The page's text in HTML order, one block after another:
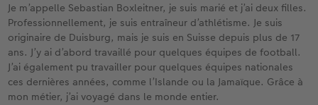
Premières étapes
Possibilités de commande
Exemples
Tirages immédiats
Photo d’identité
Accessoires
Photo sur alu-dibond
Photo sur bois
Tableau photo Prestige
Carte à l’unité
Tirages créatifs
Boîte cadeau photo
Idées de cadeaux
Coques avec cordon
Avec design
Calendrier de bureau carré
Accessoires
Photos d’identité biométriques
Trouvez un magasin
pour les jeunes mariés
pour l’EVJF
Je m’appelle Sebastian Boxleitner, je suis marié et j’ai deux filles.
Professionnellement, je suis entraîneur d’athlétisme. Je suis
originaire de Duisburg, mais je suis en Suisse depuis plus de 17
ans. J’y ai d’abord travaillé pour quelques équipes de football.
J’ai également pu travailler pour quelques équipes nationales
ces dernières années, comme l’Islande ou la Jamaïque. Grâce à
mon métier, j’ai voyagé dans le monde entier.